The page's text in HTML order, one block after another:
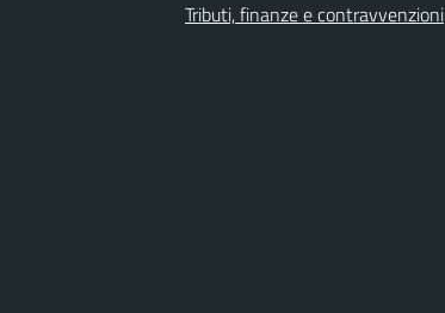
Tributi, finanze e contravvenzioni